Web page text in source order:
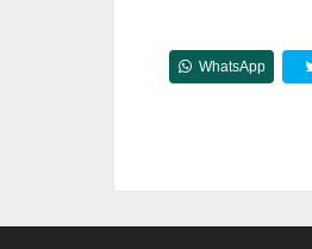
WhatsApp